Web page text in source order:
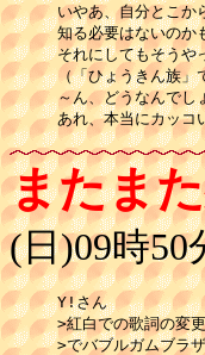
いやあ、自分とこか
知る必要はないのか
それにしてもそうや
（「ひょうきん族
～ん、どうなんでし
あれ、本当にカッコ
またま
(日)09時50
Y!さん
>紅白での歌詞の変
>でバブルガムブラ